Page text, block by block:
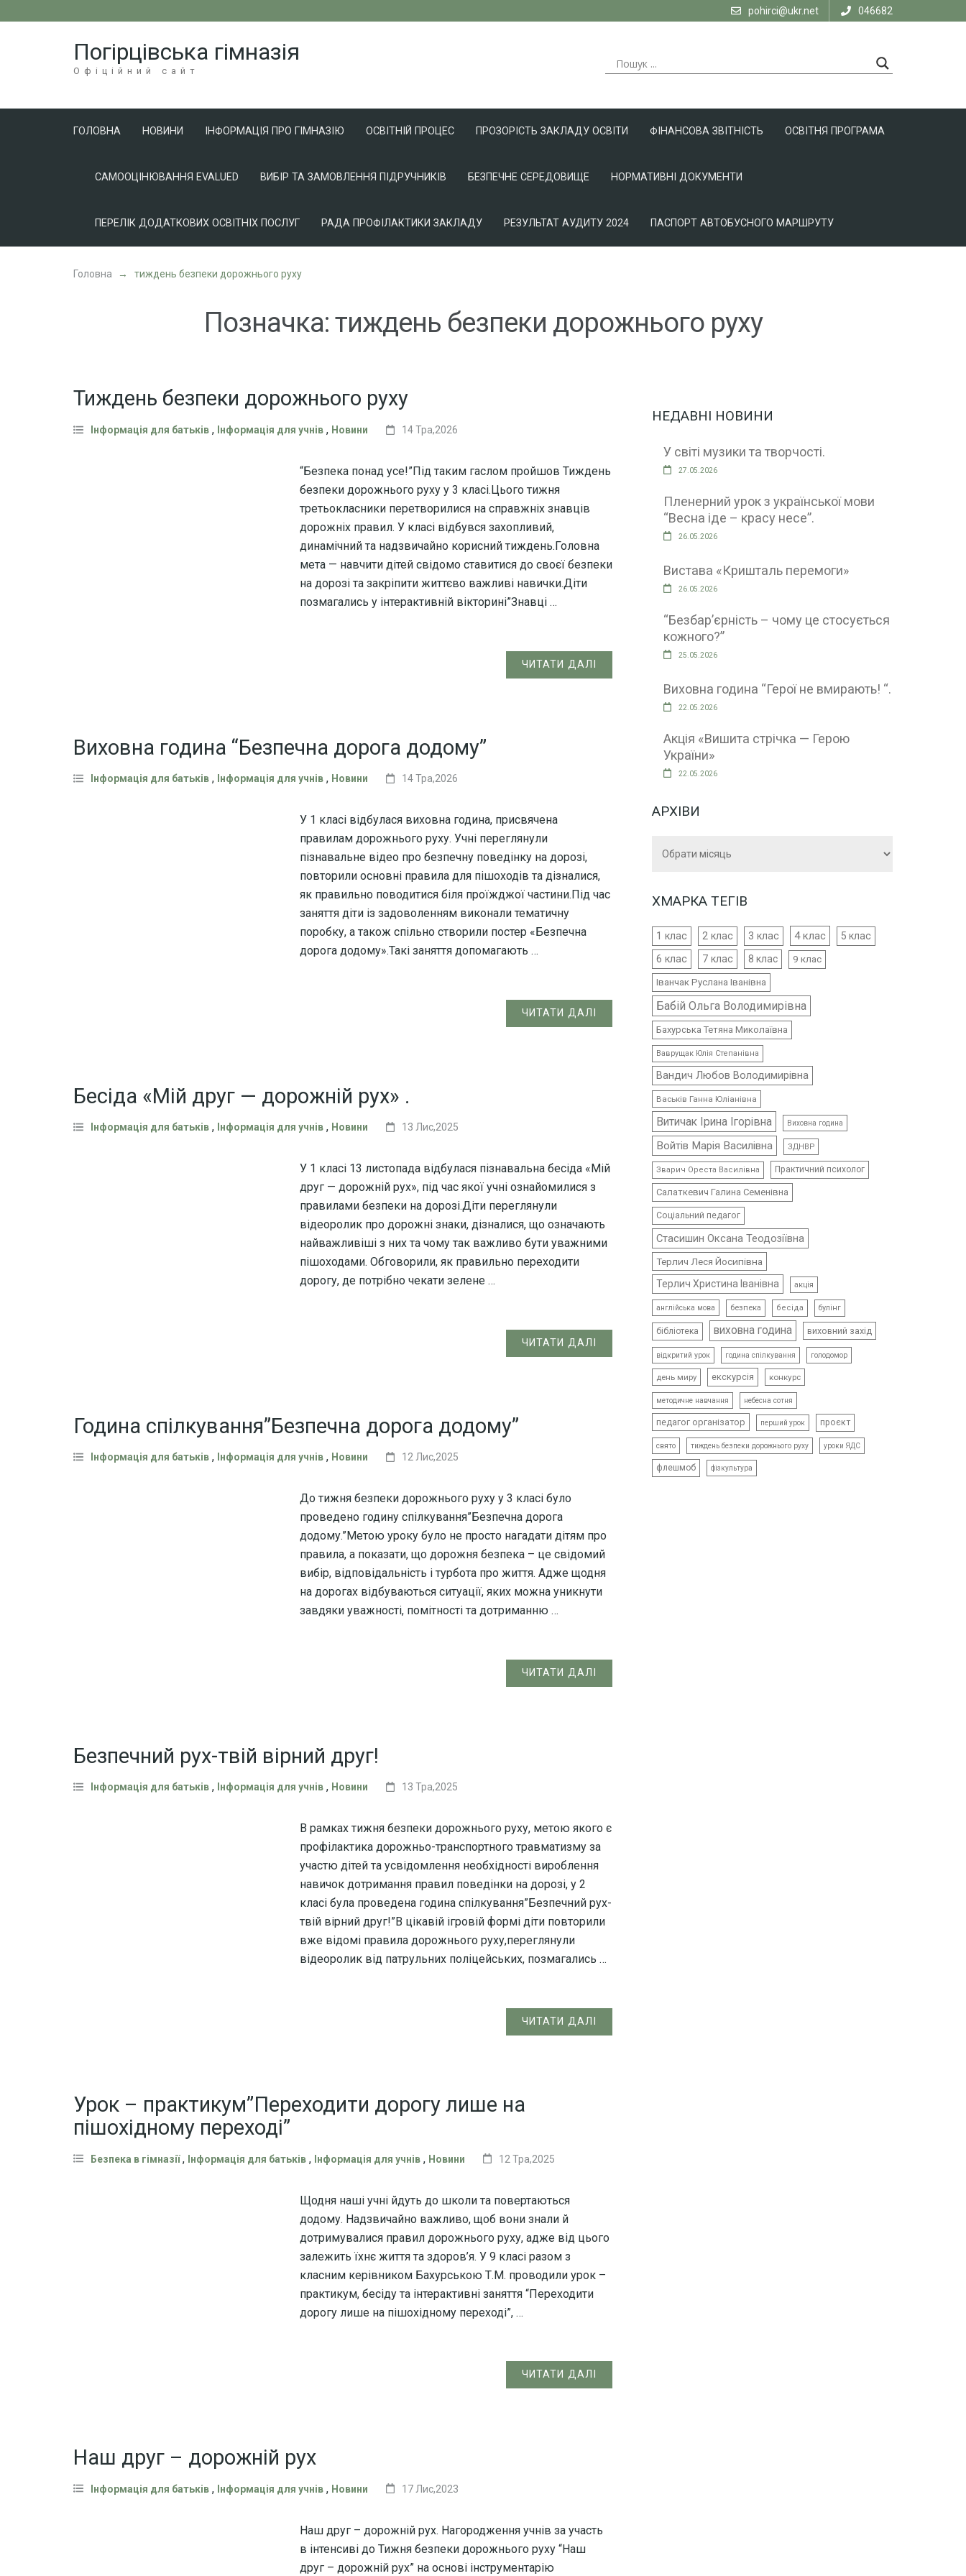
pohirci@ukr.net 046682
Погірцівська гімназія
Офіційний сайт
ГОЛОВНА НОВИНИ ІНФОРМАЦІЯ ПРО ГІМНАЗІЮ ОСВІТНІЙ ПРОЦЕС ПРОЗОРІСТЬ ЗАКЛАДУ ОСВІТИ ФІНАНСОВА ЗВІТНІСТЬ ОСВІТНЯ ПРОГРАМА
САМООЦІНЮВАННЯ EVALUED ВИБІР ТА ЗАМОВЛЕННЯ ПІДРУЧНИКІВ БЕЗПЕЧНЕ СЕРЕДОВИЩЕ НОРМАТИВНІ ДОКУМЕНТИ
ПЕРЕЛІК ДОДАТКОВИХ ОСВІТНІХ ПОСЛУГ РАДА ПРОФІЛАКТИКИ ЗАКЛАДУ РЕЗУЛЬТАТ АУДИТУ 2024 ПАСПОРТ АВТОБУСНОГО МАРШРУТУ
Головна → тиждень безпеки дорожнього руху
Позначка: тиждень безпеки дорожнього руху
Тиждень безпеки дорожнього руху
Інформація для батьків , Інформація для учнів , Новини 14 Тра,2026
“Безпека понад усе!”Під таким гаслом пройшов Тиждень
безпеки дорожнього руху у 3 класі.Цього тижня
третьокласники перетворилися на справжніх знавців
дорожніх правил. У класі відбувся захопливий,
динамічний та надзвичайно корисний тиждень.Головна
мета — навчити дітей свідомо ставитися до своєї безпеки
на дорозі та закріпити життєво важливі навички.Діти
позмагались у інтерактивній вікторині”Знавці …
ЧИТАТИ ДАЛІ
Виховна година “Безпечна дорога додому”
Інформація для батьків , Інформація для учнів , Новини 14 Тра,2026
У 1 класі відбулася виховна година, присвячена
правилам дорожнього руху. Учні переглянули
пізнавальне відео про безпечну поведінку на дорозі,
повторили основні правила для пішоходів та дізналися,
як правильно поводитися біля проїжджої частини.Під час
заняття діти із задоволенням виконали тематичну
поробку, а також спільно створили постер «Безпечна
дорога додому».Такі заняття допомагають …
ЧИТАТИ ДАЛІ
Бесіда «Мій друг — дорожній рух» .
Інформація для батьків , Інформація для учнів , Новини 13 Лис,2025
У 1 класі 13 листопада відбулася пізнавальна бесіда «Мій
друг — дорожній рух», під час якої учні ознайомилися з
правилами безпеки на дорозі.Діти переглянули
відеоролик про дорожні знаки, дізналися, що означають
найважливіші з них та чому так важливо бути уважними
пішоходами. Обговорили, як правильно переходити
дорогу, де потрібно чекати зелене …
ЧИТАТИ ДАЛІ
Година спілкування”Безпечна дорога додому”
Інформація для батьків , Інформація для учнів , Новини 12 Лис,2025
До тижня безпеки дорожнього руху у 3 класі було
проведено годину спілкування”Безпечна дорога
додому.”Метою уроку було не просто нагадати дітям про
правила, а показати, що дорожня безпека – це свідомий
вибір, відповідальність і турбота про життя. Адже щодня
на дорогах відбуваються ситуації, яких можна уникнути
завдяки уважності, помітності та дотриманню …
ЧИТАТИ ДАЛІ
Безпечний рух-твій вірний друг!
Інформація для батьків , Інформація для учнів , Новини 13 Тра,2025
В рамках тижня безпеки дорожнього руху, метою якого є
профілактика дорожньо-транспортного травматизму за
участю дітей та усвідомлення необхідності вироблення
навичок дотримання правил поведінки на дорозі, у 2
класі була проведена година спілкування”Безпечний рух-
твій вірний друг!”В цікавій ігровій формі діти повторили
вже відомі правила дорожнього руху,переглянули
відеоролик від патрульних поліцейських, позмагались …
ЧИТАТИ ДАЛІ
Урок – практикум”Переходити дорогу лише на
пішохідному переході”
Безпека в гімназії, Інформація для батьків , Інформація для учнів , Новини 12 Тра,2025
Щодня наші учні йдуть до школи та повертаються
додому. Надзвичайно важливо, щоб вони знали й
дотримувалися правил дорожнього руху, адже від цього
залежить їхнє життя та здоров’я. У 9 класі разом з
класним керівником Бахурською Т.М. проводили урок –
практикум, бесіду та інтерактивні заняття “Переходити
дорогу лише на пішохідному переході”, …
ЧИТАТИ ДАЛІ
Наш друг – дорожній рух
Інформація для батьків , Інформація для учнів , Новини 17 Лис,2023
Наш друг – дорожній рух. Нагородження учнів за участь
в інтенсиві до Тижня безпеки дорожнього руху “Наш
друг – дорожній рух” на основі інструментарію
НЕДАВНІ НОВИНИ
У світі музики та творчості.
27.05.2026
Пленерний урок з української мови
“Весна іде – красу несе”.
26.05.2026
Вистава «Кришталь перемоги»
26.05.2026
“Безбар’єрність – чому це стосується
кожного?”
25.05.2026
Виховна година “Герої не вмирають! “.
22.05.2026
Акція «Вишита стрічка — Герою
України»
22.05.2026
АРХІВИ
ХМАРКА ТЕГІВ
1 клас 2 клас 3 клас 4 клас 5 клас
6 клас 7 клас 8 клас 9 клас
Іванчак Руслана Іванівна
Бабій Ольга Володимирівна
Бахурська Тетяна Миколаївна
Ваврущак Юлія Степанівна
Вандич Любов Володимирівна
Васьків Ганна Юліанівна
Витичак Ірина Ігорівна Виховна година
Войтів Марія Василівна ЗДНВР
Зварич Ореста Василівна Практичний психолог
Салаткевич Галина Семенівна
Соціальний педагог
Стасишин Оксана Теодозіївна
Терлич Леся Йосипівна
Терлич Христина Іванівна
акція
англійська мова безпека бесіда булінг
бібліотека виховна година виховний захід
відкритий урок година спілкування голодомор
день миру екскурсія конкурс
методичне навчання небесна сотня
педагог організатор перший урок проєкт
свято тиждень безпеки дорожнього руху уроки ЯДС
флешмоб фізкультура